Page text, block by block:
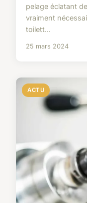
pelage éclatant
vraiment
toilett...
25 mars 2024
ACTU